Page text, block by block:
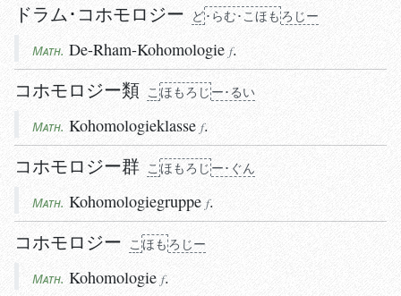
ドラム･コホモロジー ど･らむ･こほもろじー
Math. De-Rham-Kohomologie f.
コホモロジー類 こほもろじー･るい
Math. Kohomologieklasse f.
コホモロジー群 こほもろじー･ぐん
Math. Kohomologiegruppe f.
コホモロジー こほもろじー
Math. Kohomologie f.